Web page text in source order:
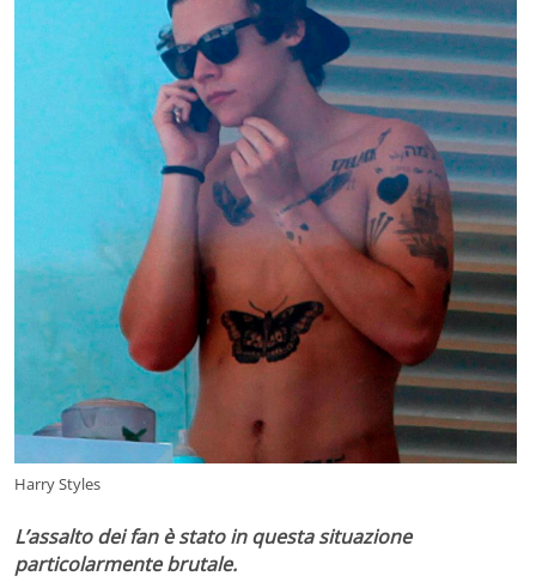
Harry Styles
L’assalto dei fan è stato in questa situazione
particolarmente brutale.